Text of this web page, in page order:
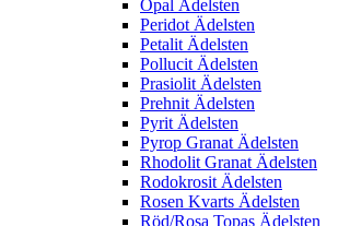
Opal Ädelsten
Peridot Ädelsten
Petalit Ädelsten
Pollucit Ädelsten
Prasiolit Ädelsten
Prehnit Ädelsten
Pyrit Ädelsten
Pyrop Granat Ädelsten
Rhodolit Granat Ädelsten
Rodokrosit Ädelsten
Rosen Kvarts Ädelsten
Röd/Rosa Topas Ädelsten